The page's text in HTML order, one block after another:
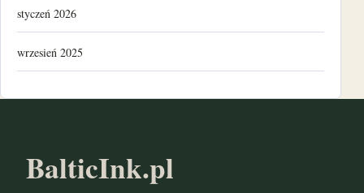
styczeń 2026
wrzesień 2025
październik 2024
BalticInk.pl